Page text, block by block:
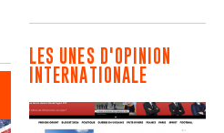
LES UNES D'OPINION
INTERNATIONALE